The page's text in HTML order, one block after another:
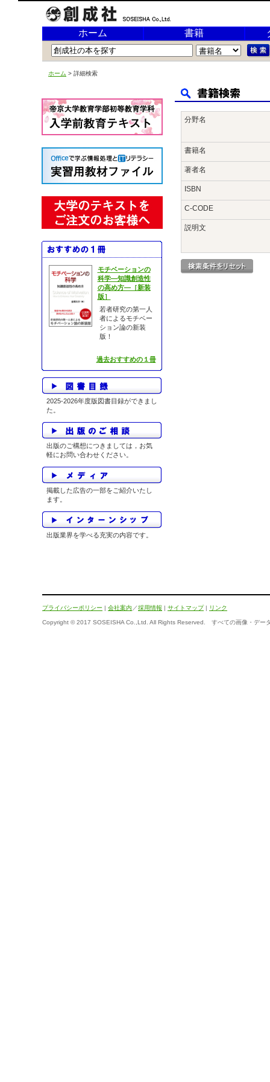
ホーム 書籍
ホーム > 詳細検索
モチベーションの
科学―知識創造性
の高め方―［新装
版］
若者研究の第一人
者によるモチベー
ション論の新装
版！
過去おすすめの１冊
2025-2026年度版図書目録ができまし
た。
出版のご構想につきましては，お気
軽にお問い合わせください。
掲載した広告の一部をご紹介いたし
ます。
出版業界を学べる充実の内容です。
分野名
書籍名
著者名
ISBN
C-CODE
説明文
プライバシーポリシー | 会社案内 ／採用情報 | サイトマップ| リンク
Copyright © 2017 SOSEISHA Co.,Ltd. All Rights Reserved. すべての画像・デー